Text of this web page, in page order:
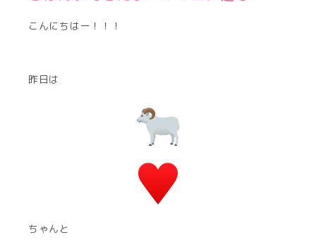
こんにちはー！！！
昨日は
ちゃんと